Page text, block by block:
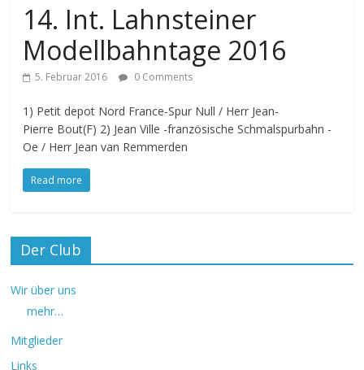
14. Int. Lahnsteiner
Modellbahntage 2016
5. Februar 2016 0 Comments
1) Petit depot Nord France-Spur Null / Herr Jean-
Pierre Bout(F) 2) Jean Ville -französische Schmalspurbahn -
Oe / Herr Jean van Remmerden
Read more
Der Club
Wir über uns
mehr…
Mitglieder
Links